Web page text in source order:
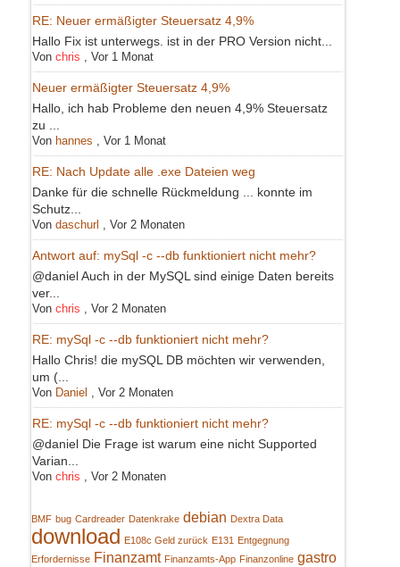
RE: Neuer ermäßigter Steuersatz 4,9%
Hallo Fix ist unterwegs. ist in der PRO Version nicht...
Von chris Vor 1 Monat
Neuer ermäßigter Steuersatz 4,9%
Hallo, ich hab Probleme den neuen 4,9% Steuersatz
zu ...
Von hannes Vor 1 Monat
RE: Nach Update alle .exe Dateien weg
Danke für die schnelle Rückmeldung ... konnte im
Schutz...
Von daschurl Vor 2 Monaten
Antwort auf: mySql -c --db funktioniert nicht mehr?
@daniel Auch in der MySQL sind einige Daten bereits
ver...
Von chris Vor 2 Monaten
RE: mySql -c --db funktioniert nicht mehr?
Hallo Chris! die mySQL DB möchten wir verwenden,
um (...
Von Daniel Vor 2 Monaten
RE: mySql -c --db funktioniert nicht mehr?
@daniel Die Frage ist warum eine nicht Supported
Varian...
Von chris Vor 2 Monaten
BMF bug Cardreader Datenkrake debian Dextra Data
download E108c Geld zurück E131 Entgegnung
Erfordernisse Finanzamt Finanzamts-App Finanzonline gastro